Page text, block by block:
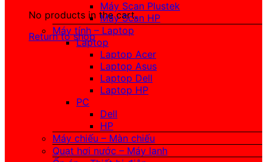
No products in the cart.
Return to shop
Máy Scan Plustek
Máy Scan HP
Máy tính – Laptop
Laptop
Laptop Acer
Laptop Asus
Laptop Dell
Laptop HP
PC
Dell
HP
Máy chiếu – Màn chiếu
Quạt hơi nước – Máy lạnh